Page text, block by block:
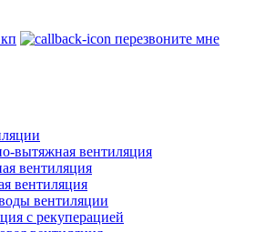
перезвоните мне
вытяжная вентиляция
вентиляция
вентиляция
вентиляции
с рекуперацией